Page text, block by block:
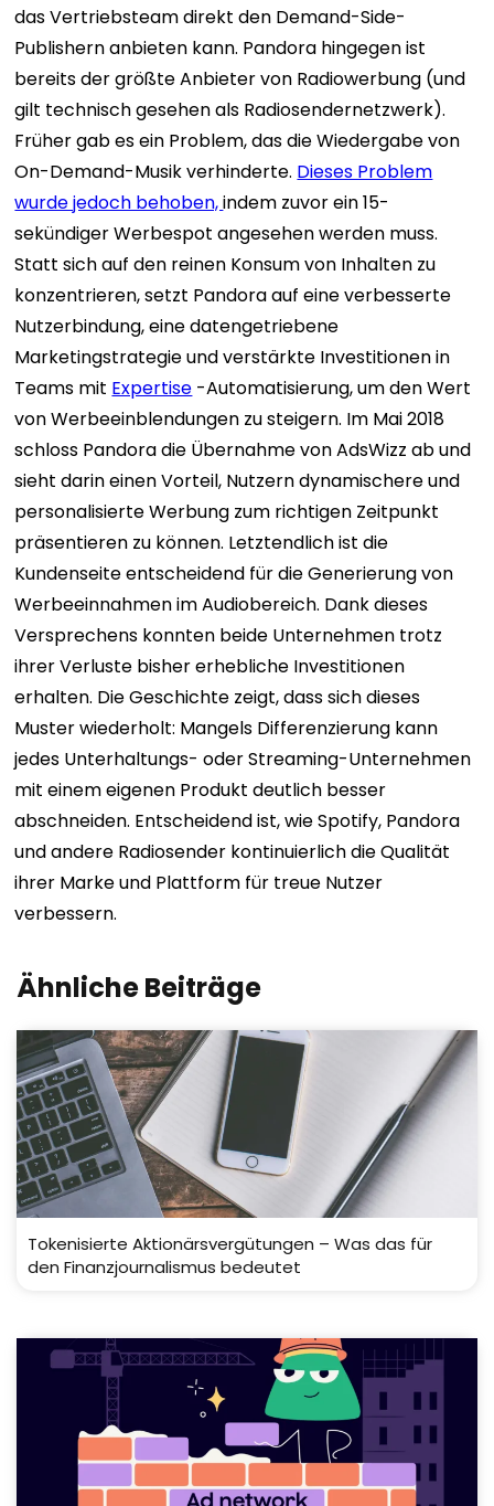
das Vertriebsteam direkt den Demand-Side-
Publishern anbieten kann. Pandora hingegen ist
bereits der größte Anbieter von Radiowerbung (und
gilt technisch gesehen als Radiosendernetzwerk).
Früher gab es ein Problem, das die Wiedergabe von
On-Demand-Musik verhinderte. Dieses Problem
wurde jedoch behoben,indem zuvor ein 15-
sekündiger Werbespot angesehen werden muss.
Statt sich auf den reinen Konsum von Inhalten zu
konzentrieren, setzt Pandora auf eine verbesserte
Nutzerbindung, eine datengetriebene
Marketingstrategie und verstärkte Investitionen in
Teams mit Expertise -Automatisierung, um den Wert
von Werbeeinblendungen zu steigern. Im Mai 2018
schloss Pandora die Übernahme von AdsWizz ab und
sieht darin einen Vorteil, Nutzern dynamischere und
personalisierte Werbung zum richtigen Zeitpunkt
präsentieren zu können. Letztendlich ist die
Kundenseite entscheidend für die Generierung von
Werbeeinnahmen im Audiobereich. Dank dieses
Versprechens konnten beide Unternehmen trotz
ihrer Verluste bisher erhebliche Investitionen
erhalten. Die Geschichte zeigt, dass sich dieses
Muster wiederholt: Mangels Differenzierung kann
jedes Unterhaltungs- oder Streaming-Unternehmen
mit einem eigenen Produkt deutlich besser
abschneiden. Entscheidend ist, wie Spotify, Pandora
und andere Radiosender kontinuierlich die Qualität
ihrer Marke und Plattform für treue Nutzer
verbessern.
Ähnliche Beiträge
Tokenisierte Aktionärsvergütungen – Was das für
den Finanzjournalismus bedeutet